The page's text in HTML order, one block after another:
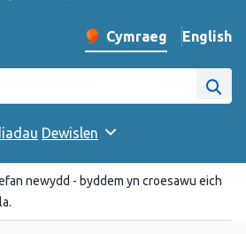
Newid iaith y wefan
Cymraeg English
–
Cyhoeddus Cymru
Dewislen
newydd - byddem yn croesawu eich